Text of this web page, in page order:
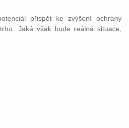
přispět ke zvýšení ochrany
Jaká však bude reálná situace,